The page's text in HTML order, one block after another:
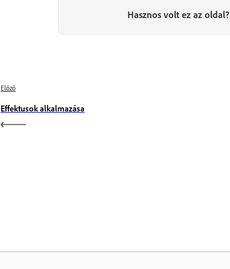
Hasznos volt ez az oldal?
Előző
Effektusok alkalmazása